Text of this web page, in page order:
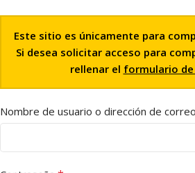
Este sitio es únicamente para
Si desea solicitar acceso para
rellenar el formulario
Nombre de usuario o dirección de